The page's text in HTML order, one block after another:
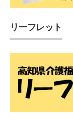
リーフレット